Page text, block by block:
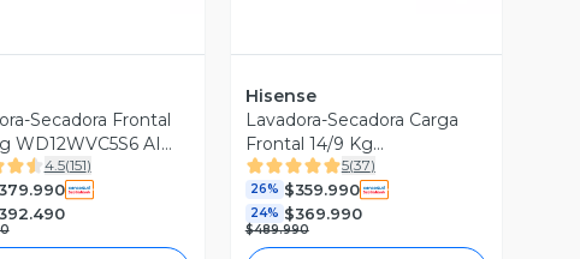
Secadora Frontal
WD12WVC5S6 AI
4.5(151)
Hisense
Lavadora-Secadora Carga
Frontal 14/9 Kg
WD3S1443BT1
5(37)
26% $359.990
24% $369.990
$489.990